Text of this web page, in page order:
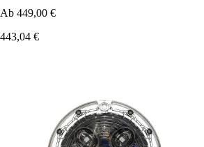
Ab 449,00 €
443,04 €